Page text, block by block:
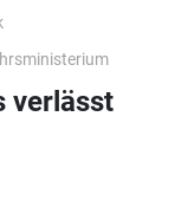
verlässt